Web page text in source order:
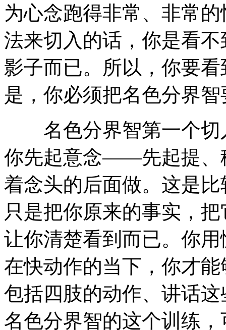
为心念跑得非常、非常
法来切入的话，你是看
影子而已。所以，你要
是，你必须把名色分界
名色分界智第一个切
你先起意念——先起提、
着念头的后面做。这是
只是把你原来的事实，
让你清楚看到而已。你
在快动作的当下，你才
包括四肢的动作、讲话
名色分界智的这个训练